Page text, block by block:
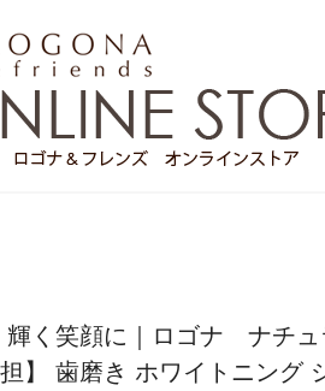
輝く笑顔に｜ロゴナ ナチ
】 歯磨き ホワイトニング